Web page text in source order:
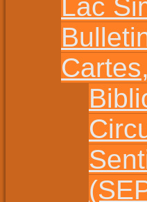
Lac